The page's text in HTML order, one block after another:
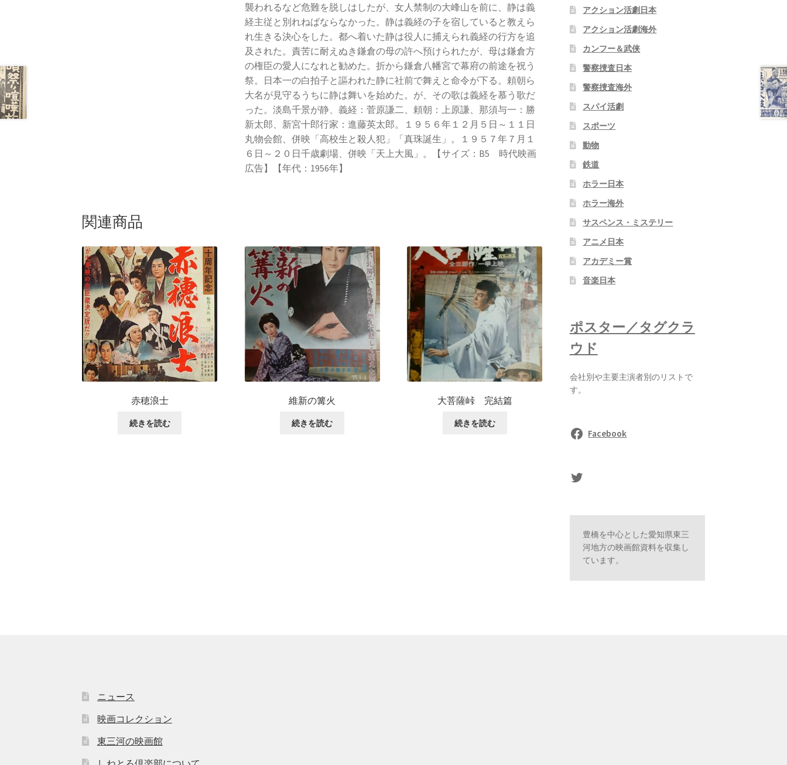
襲われるなど危難を脱しはしたが、女人禁制の大峰山を前に、静は義
経主従と別れねばならなかった。静は義経の子を宿していると教えら
れ生きる決心をした。都へ着いた静は役人に捕えられ義経の行方を追
及された。責苦に耐えぬき鎌倉の母の許へ預けられたが、母は鎌倉方
の権臣の愛人になれと勧めた。折から鎌倉八幡宮で幕府の前途を祝う
祭。日本一の白拍子と謳われた静に社前で舞えと命令が下る。頼朝ら
大名が見守るうちに静は舞いを始めた。が、その歌は義経を慕う歌だ
った。淡島千景が静、義経：菅原謙二、頼朝：上原謙、那須与一：勝
新太郎、新宮十郎行家：進藤英太郎。１９５６年１２月５日～１１日
丸物会館、併映「高校生と殺人犯」「真珠誕生」。１９５７年７月１
６日～２０日千歳劇場、併映「天上大風」。【サイズ：B5 時代映画
広告】【年代：1956年】
関連商品
赤穂浪士
続きを読む
維新の篝火
続きを読む
大菩薩峠 完結篇
続きを読む
アクション活劇日本
アクション活劇海外
カンフー＆武侠
警察捜査日本
警察捜査海外
スパイ活劇
スポーツ
動物
鉄道
ホラー日本
ホラー海外
サスペンス・ミステリー
アニメ日本
アカデミー賞
音楽日本
ポスター／タグクラ
ウド
会社別や主要主演者別のリストで
す。
Facebook
sasaki's Twitter
豊橋を中心とした愛知県東三
河地方の映画館資料を収集し
ています。
ニュース
映画コレクション
東三河の映画館